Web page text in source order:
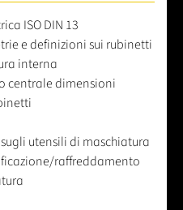
ISO DIN 13
e definizioni sui rubinetti
interna
centrale dimensioni
utensili di maschiatura
raffreddamento